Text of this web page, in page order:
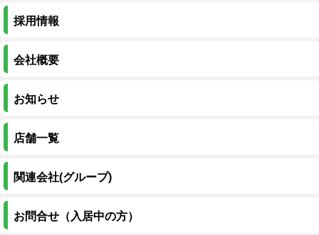
採用情報
会社概要
お知らせ
店舗一覧
関連会社(グループ)
お問合せ（入居中の方）